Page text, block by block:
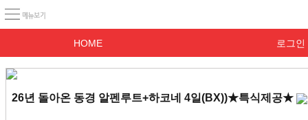
HOME 로그인
26년 돌아온 동경 알펜루트+하코네 4일(BX))★특식제공★